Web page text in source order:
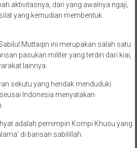
aktivitasnya, dari yang awalnya ngaji,
yang kemudian membentuk
Muttaqin ini merupakan salah satu
pasukan militer yang terdiri dari kiai,
lainnya.
sekutu yang hendak menduduki
Indonesia menyatakan
adalah pemimpin Kompi Khusu yang
di barisan sabilillah.